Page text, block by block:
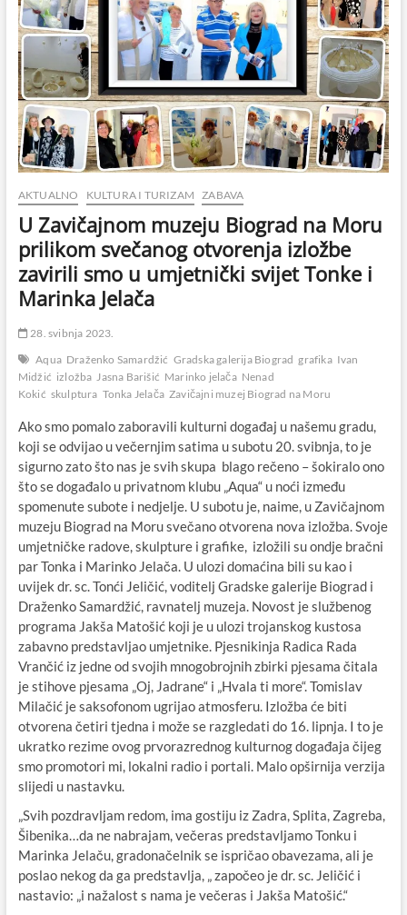
AKTUALNO KULTURA I TURIZAM ZABAVA
U Zavičajnom muzeju Biograd na Moru
prilikom svečanog otvorenja izložbe
zavirili smo u umjetnički svijet Tonke i
Marinka Jelača
28. svibnja 2023.
Aqua Draženko Samardžić Gradska galerija Biograd grafika Ivan
Midžić izložba Jasna Barišić Marinko jelača Nenad
Kokić skulptura Tonka Jelača Zavičajni muzej Biograd na Moru
Ako smo pomalo zaboravili kulturni događaj u našemu gradu,
koji se odvijao u večernjim satima u subotu 20. svibnja, to je
sigurno zato što nas je svih skupa blago rečeno – šokiralo ono
što se događalo u privatnom klubu „Aqua“ u noći između
spomenute subote i nedjelje. U subotu je, naime, u Zavičajnom
muzeju Biograd na Moru svečano otvorena nova izložba. Svoje
umjetničke radove, skulpture i grafike, izložili su ondje bračni
par Tonka i Marinko Jelača. U ulozi domaćina bili su kao i
uvijek dr. sc. Tonći Jeličić, voditelj Gradske galerije Biograd i
Draženko Samardžić, ravnatelj muzeja. Novost je službenog
programa Jakša Matošić koji je u ulozi trojanskog kustosa
zabavno predstavljao umjetnike. Pjesnikinja Radica Rada
Vrančić iz jedne od svojih mnogobrojnih zbirki pjesama čitala
je stihove pjesama „Oj, Jadrane“ i „Hvala ti more“. Tomislav
Milačić je saksofonom ugrijao atmosferu. Izložba će biti
otvorena četiri tjedna i može se razgledati do 16. lipnja. I to je
ukratko rezime ovog prvorazrednog kulturnog događaja čijeg
smo promotori mi, lokalni radio i portali. Malo opširnija verzija
slijedi u nastavku.
„Svih pozdravljam redom, ima gostiju iz Zadra, Splita, Zagreba,
Šibenika…da ne nabrajam, večeras predstavljamo Tonku i
Marinka Jelaču, gradonačelnik se ispričao obavezama, ali je
poslao nekog da ga predstavlja, „ započeo je dr. sc. Jeličić i
nastavio: „i nažalost s nama je večeras i Jakša Matošić.“